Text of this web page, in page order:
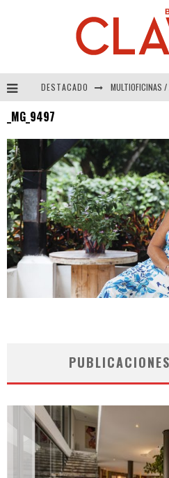
DESTACADO
_MG_9497